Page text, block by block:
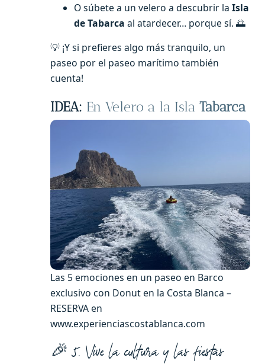
O súbete a un velero a descubrir la Isla
de Tabarca al atardecer… porque sí. 🌅
💡 ¡Y si prefieres algo más tranquilo, un
paseo por el paseo marítimo también
cuenta!
IDEA: En Velero a la Isla Tabarca
Las 5 emociones en un paseo en Barco
exclusivo con Donut en la Costa Blanca –
RESERVA en
www.experienciascostablanca.com
🎉 5. Vive la cultura y las fiestas